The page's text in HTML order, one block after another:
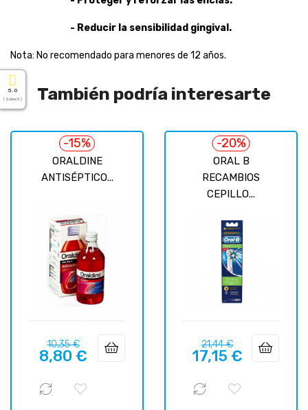
- Reducir la sensibilidad gingival.
Nota: No recomendado para menores de 12 años.
También podría interesarte
ORALDINE
ANTISÉPTICO...
-15%
Precio
regular
10,35 €Precio
8,80 €
ORAL B
RECAMBIOS
CEPILLO...
-20%
Precio
regular
21,44 €Precio
17,15 €
5.0
( Sobre 5 )